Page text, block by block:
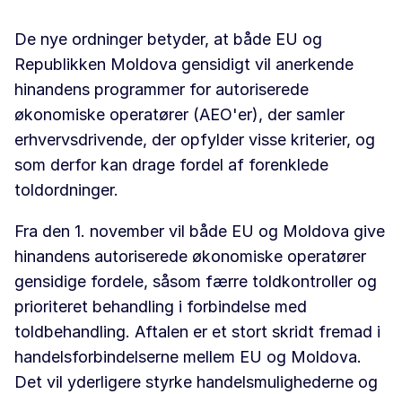
De nye ordninger betyder, at både EU og
Republikken Moldova gensidigt vil anerkende
hinandens programmer for autoriserede
økonomiske operatører (AEO'er), der samler
erhvervsdrivende, der opfylder visse kriterier, og
som derfor kan drage fordel af forenklede
toldordninger.
Fra den 1. november vil både EU og Moldova give
hinandens autoriserede økonomiske operatører
gensidige fordele, såsom færre toldkontroller og
prioriteret behandling i forbindelse med
toldbehandling. Aftalen er et stort skridt fremad i
handelsforbindelserne mellem EU og Moldova.
Det vil yderligere styrke handelsmulighederne og